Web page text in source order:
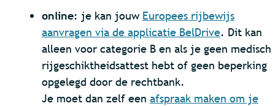
online: je kan jouw Europees rijbewijs
aanvragen via de applicatie BelDrive. Dit kan
alleen voor categorie B en als je geen medisch
rijgeschiktheidsattest hebt of geen beperking
opgelegd door de rechtbank.
Je moet dan zelf een afspraak maken om je